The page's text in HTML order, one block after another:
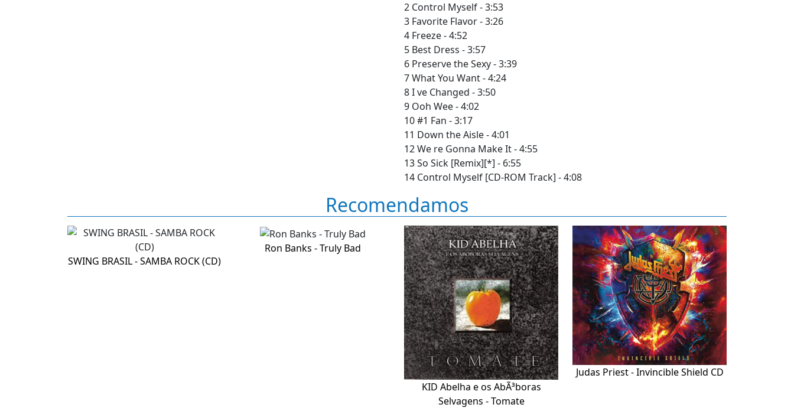
2 Control Myself - 3:53
3 Favorite Flavor - 3:26
4 Freeze - 4:52
5 Best Dress - 3:57
6 Preserve the Sexy - 3:39
7 What You Want - 4:24
8 I ve Changed - 3:50
9 Ooh Wee - 4:02
10 #1 Fan - 3:17
11 Down the Aisle - 4:01
12 We re Gonna Make It - 4:55
13 So Sick [Remix][*] - 6:55
14 Control Myself [CD-ROM Track] - 4:08
Recomendamos
SWING BRASIL - SAMBA ROCK (CD)
Ron Banks - Truly Bad
KID Abelha e os AbÃ³boras
Selvagens - Tomate
Judas Priest - Invincible Shield CD